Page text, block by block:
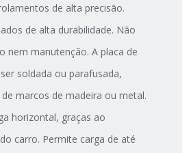
de alta precisão.
de alta durabilidade. Não
nem manutenção. A placa de
soldada ou parafusada,
marcos de madeira ou metal.
horizontal, graças ao
carro. Permite carga de até